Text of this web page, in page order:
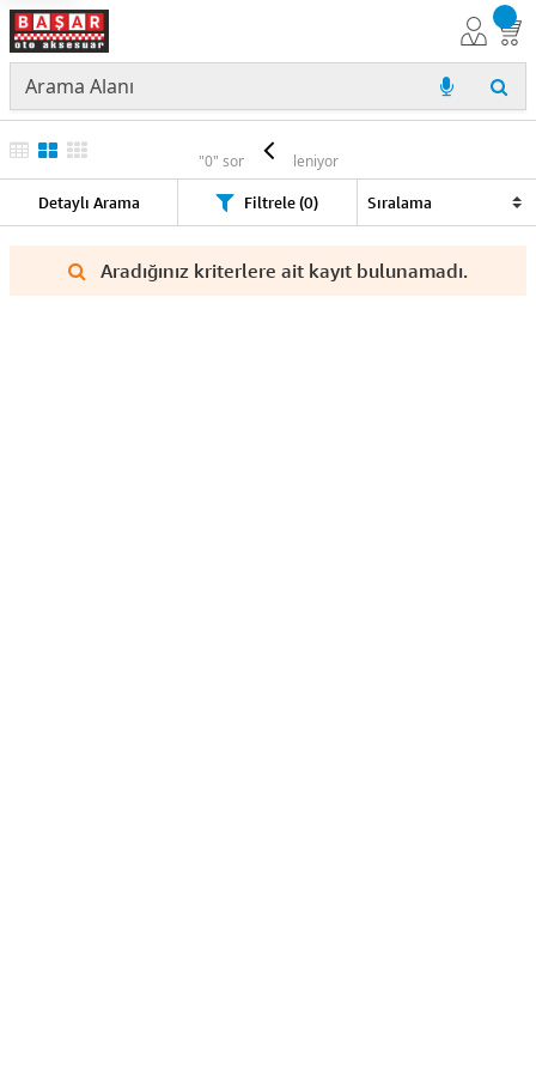
ROLE
"0" sonuç listeleniyor
Detaylı Arama Filtrele (0)
Aradığınız kriterlere ait kayıt bulunamadı.